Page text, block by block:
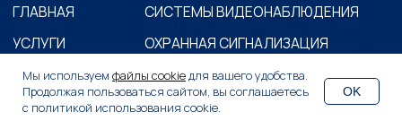
Вопрос менеджеру
Мы используем файлы cookieдля вашего удобства.
Продолжая пользоваться сайтом, вы соглашаетесь
с политикой использования cookie.
OK